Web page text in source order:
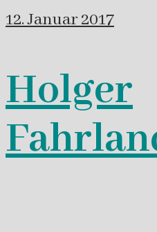
12. Januar 2017
Holger